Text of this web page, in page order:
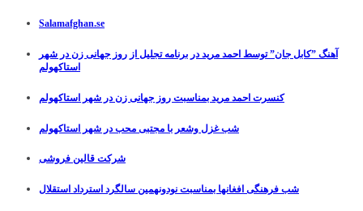
Salamafghan.se
آهنگ ”کابل جان” توسط احمد مرید در برنامه تجلیل از روز جهانی زن در شهر
استاکهولم
کنسرت احمد مرید بمناسبت روز جهانی زن در شهر استاکهولم
شب غزل وشعر با مجتبی محب در شهر استاکهولم
شرکت قالین فروشی
شب فرهنگی افغانها بمناسبت نودونهمین سالگرد استرداد استقلال